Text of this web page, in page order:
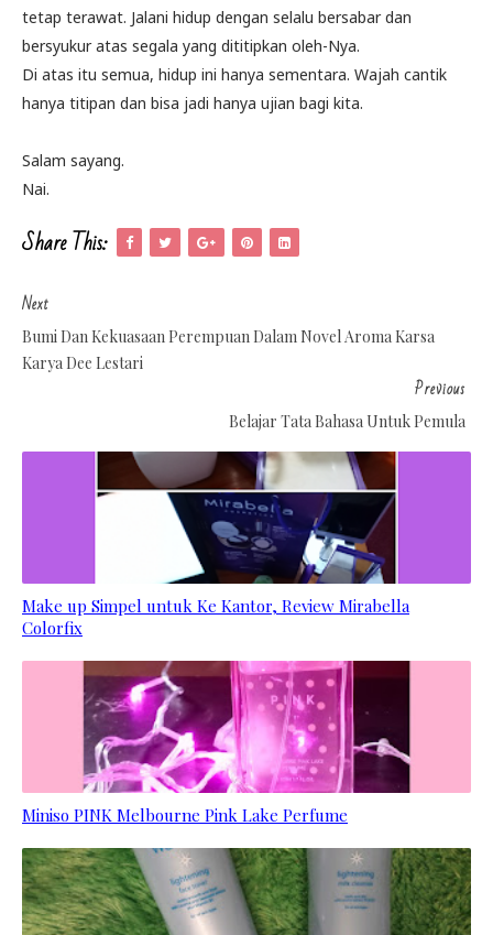
tetap terawat. Jalani hidup dengan selalu bersabar dan
bersyukur atas segala yang dititipkan oleh-Nya.
Di atas itu semua, hidup ini hanya sementara. Wajah cantik
hanya titipan dan bisa jadi hanya ujian bagi kita.
Salam sayang.
Nai.
Share This:
Next
Bumi Dan Kekuasaan Perempuan Dalam Novel Aroma Karsa
Karya Dee Lestari
Previous
Belajar Tata Bahasa Untuk Pemula
Make up Simpel untuk Ke Kantor, Review Mirabella
Colorfix
Miniso PINK Melbourne Pink Lake Perfume